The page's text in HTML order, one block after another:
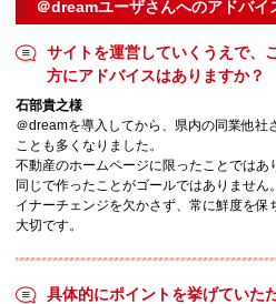
＠dreamユーザさんへのアドバイ
サイトを運営していくうえで、
方にアドバイスはありますか？
石部貴之様
＠dreamを導入してから、県内の同業他社
ことも多くなりました。
不動産のホームページに限ったことではあ
同じで作ったことがゴールではありませ
イナーチェンジを欠かさず、常に鮮度を
大切です。
具体的にポイントを挙げていた